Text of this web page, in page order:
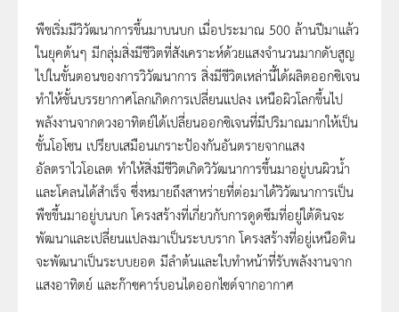
พืชเริ่มมีวิวัฒนาการขึ้นมาบนบก เมื่อประมาณ 500 ล้านปีมาแล้ว
ในยุคต้นๆ มีกลุ่มสิ่งมีชีวิตที่สังเคราะห์ด้วยแสงจำนวนมากดับสูญ
ไปในขั้นตอนของการวิวัฒนาการ สิ่งมีชีวิตเหล่านี้ได้ผลิตออกซิเจน
ทำให้ชั้นบรรยากาศโลกเกิดการเปลี่ยนแปลง เหนือผิวโลกขึ้นไป
พลังงานจากดวงอาทิตย์ได้เปลี่ยนออกซิเจนที่มีปริมาณมากให้เป็น
ชั้นโอโซน เปรียบเสมือนเกราะป้องกันอันตรายจากแสง
อัลตราไวโอเลต ทำให้สิ่งมีชีวิตเกิดวิวัฒนาการขึ้นมาอยู่บนผิวน้ำ
และโคลนได้สำเร็จ ซึ่งหมายถึงสาหร่ายที่ต่อมาได้วิวัฒนาการเป็น
พืชขึ้นมาอยู่บนบก โครงสร้างที่เกี่ยวกับการดูดซึมที่อยู่ใต้ดินจะ
พัฒนาและเปลี่ยนแปลงมาเป็นระบบราก โครงสร้างที่อยู่เหนือดิน
จะพัฒนาเป็นระบบยอด มีลำต้นและใบทำหน้าที่รับพลังงานจาก
แสงอาทิตย์ และก๊าซคาร์บอนไดออกไซด์จากอากาศ